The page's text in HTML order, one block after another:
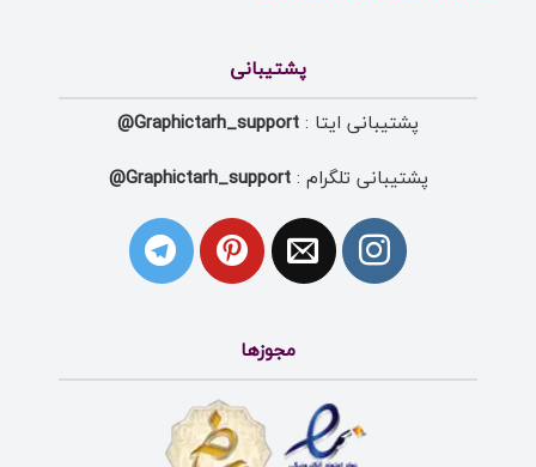
پشتیبانی
پشتیبانی ایتا : Graphictarh_support@
پشتیبانی تلگرام :Graphictarh_support@
مجوزها